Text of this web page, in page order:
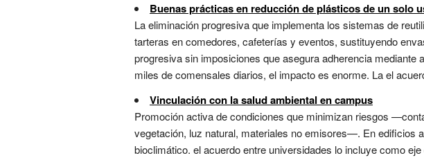
Buenas prácticas en reducción de plásticos de un solo
La eliminación progresiva que implementa los sistemas de
tarteras en comedores, cafeterías y eventos, sustituyendo
progresiva sin imposiciones que asegura adherencia
miles de comensales diarios, el impacto es enorme. La el
Vinculación con la salud ambiental en campus
Promoción activa de condiciones que minimizan riesgos
vegetación, luz natural, materiales no emisores—. En edificios
bioclimático. el acuerdo entre universidades lo incluye como